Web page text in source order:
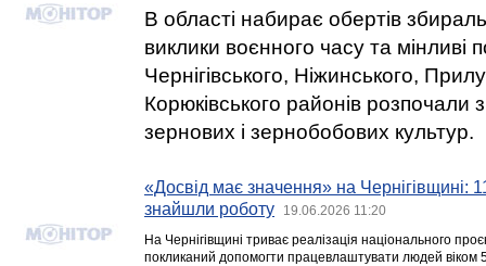
В області набирає обертів
виклики воєнного часу та мінливі
Чернігівського, Ніжинського,
Корюківського районів розпочали
зернових і зернобобових культур.
«Досвід має значення» на Чернігівщині:
знайшли роботу
19.06.2026 11:20
На Чернігівщині триває реалізація національного
покликаний допомогти працевлаштувати людей